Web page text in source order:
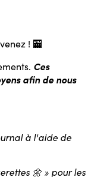
! 🏧
Ces
afin de nous
à l'aide de
🌼 » pour les